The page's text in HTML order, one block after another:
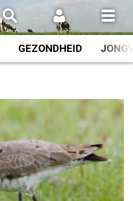
GEZONDHEID